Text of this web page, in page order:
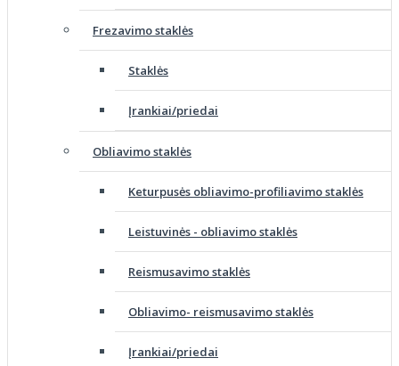
Frezavimo staklės
Staklės
Įrankiai/priedai
Obliavimo staklės
Keturpusės obliavimo-profiliavimo staklės
Leistuvinės - obliavimo staklės
Reismusavimo staklės
Obliavimo- reismusavimo staklės
Įrankiai/priedai